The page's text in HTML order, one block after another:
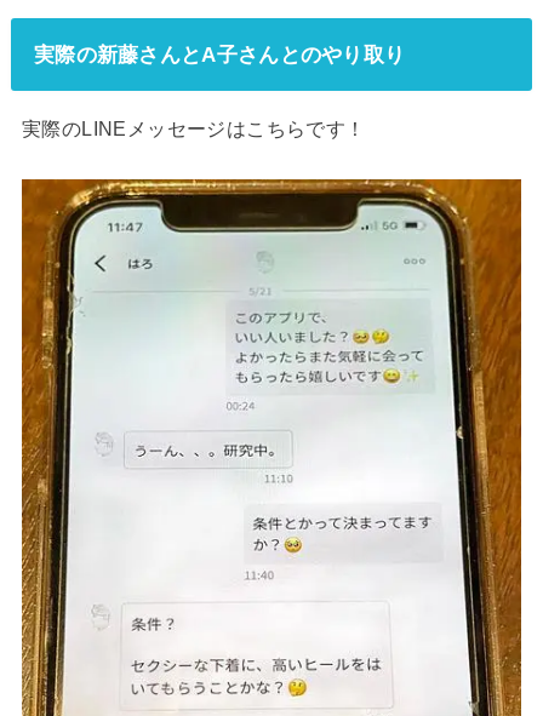
実際の新藤さんとA子さんとのやり取り
実際のLINEメッセージはこちらです！